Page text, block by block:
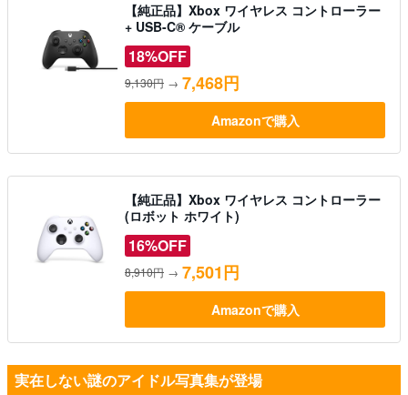
【純正品】Xbox ワイヤレス コントローラー
+ USB-C® ケーブル
18%OFF
9,130円 → 7,468円
Amazonで購入
【純正品】Xbox ワイヤレス コントローラー
(ロボット ホワイト)
16%OFF
8,910円 → 7,501円
Amazonで購入
実在しない謎のアイドル写真集が登場